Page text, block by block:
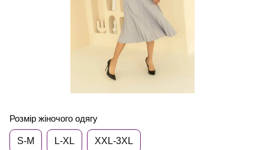
Розмір жіночого одягу
S-М L-XL XXL-3XL